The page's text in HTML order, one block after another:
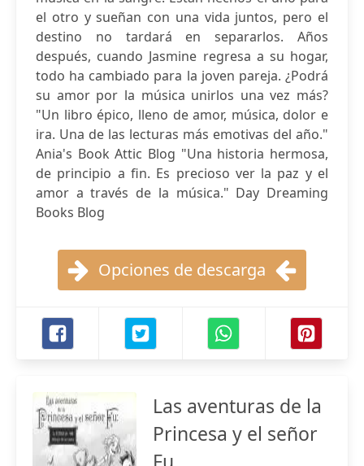
el otro y sueñan con una vida juntos, pero el
destino no tardará en separarlos. Años
después, cuando Jasmine regresa a su hogar,
todo ha cambiado para la joven pareja. ¿Podrá
su amor por la música unirlos una vez más?
"Un libro épico, lleno de amor, música, dolor e
ira. Una de las lecturas más emotivas del año."
Ania's Book Attic Blog "Una historia hermosa,
de principio a fin. Es precioso ver la paz y el
amor a través de la música." Day Dreaming
Books Blog
Opciones de descarga
Las aventuras de la
Princesa y el señor